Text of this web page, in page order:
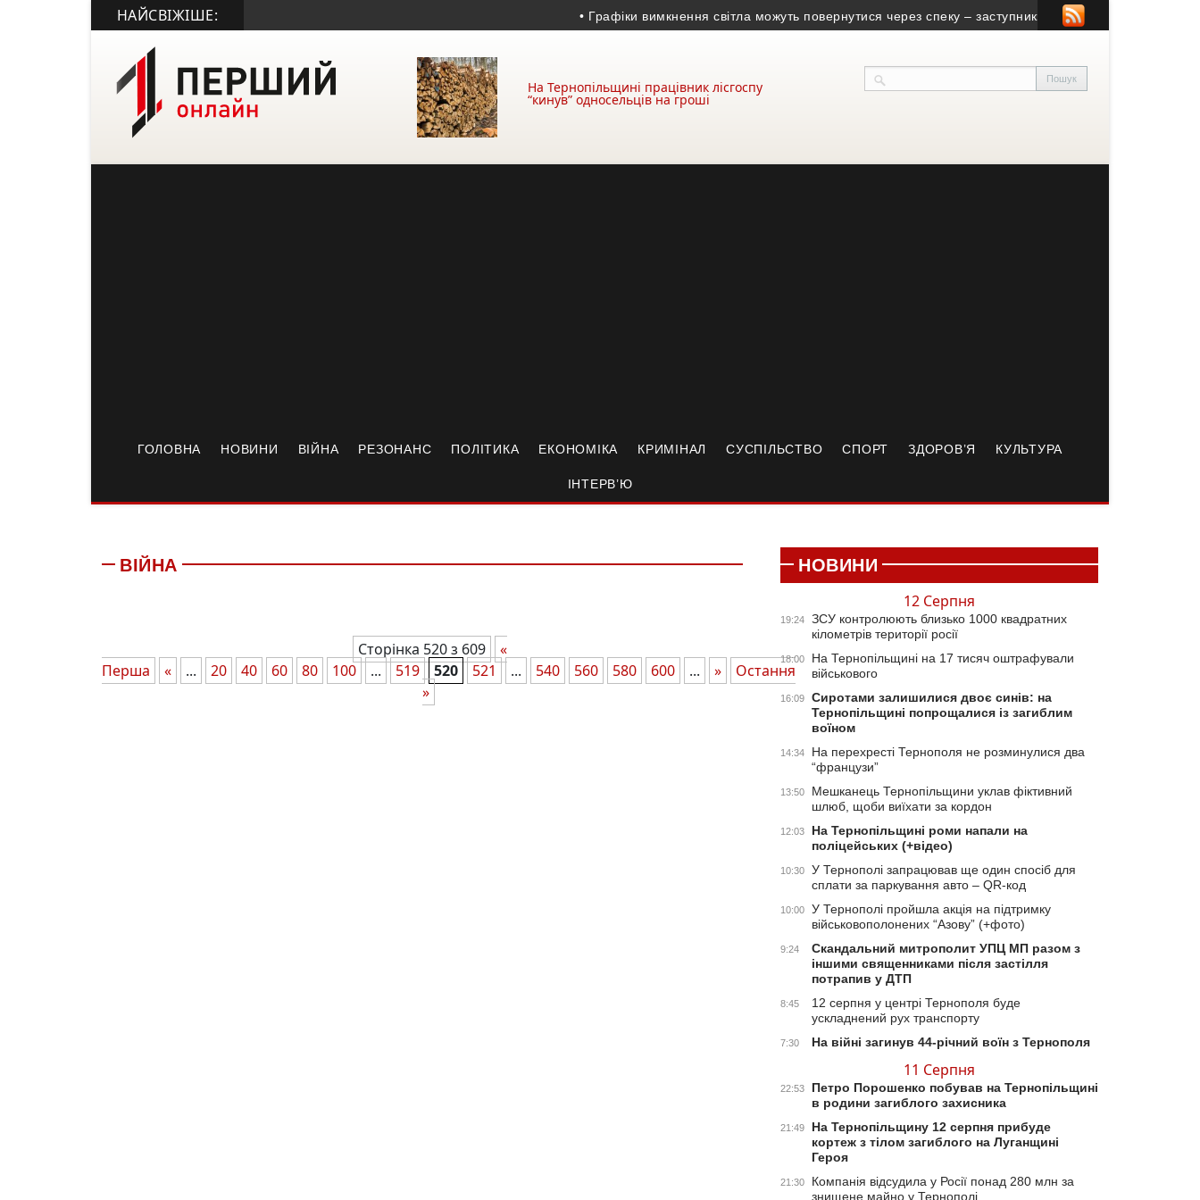
НАЙСВІЖІШЕ: • Графіки вимкнення світла можуть повернутися через спеку – заступник міністра енергетики
На Тернопільщині працівник лісгоспу
“кинув” односельців на гроші
ГОЛОВНА НОВИНИ ВІЙНА РЕЗОНАНС ПОЛІТИКА ЕКОНОМІКА КРИМІНАЛ СУСПІЛЬСТВО СПОРТ ЗДОРОВ’Я КУЛЬТУРА
ІНТЕРВ’Ю
ВІЙНА
Сторінка 520 з 609
«
Перша
« ... 20 40 60 80 100 ... 519 520 521 ... 540 560 580 600 ... »
Остання
»
НОВИНИ
12 Серпня
19:24
ЗСУ контролюють близько 1000 квадратних
кілометрів території росії
18:00
На Тернопільщині на 17 тисяч оштрафували
військового
16:09
Сиротами залишилися двоє синів: на
Тернопільщині попрощалися із загиблим
воїном
14:34
На перехресті Тернополя не розминулися два
“французи”
13:50
Мешканець Тернопільщини уклав фіктивний
шлюб, щоби виїхати за кордон
12:03
На Тернопільщині роми напали на
поліцейських (+відео)
10:30
У Тернополі запрацював ще один спосіб для
сплати за паркування авто – QR-код
10:00
У Тернополі пройшла акція на підтримку
військовополонених “Азову” (+фото)
9:24
Скандальний митрополит УПЦ МП разом з
іншими священниками після застілля
потрапив у ДТП
8:45
12 серпня у центрі Тернополя буде
ускладнений рух транспорту
7:30 На війні загинув 44-річний воїн з Тернополя
11 Серпня
22:53
Петро Порошенко побував на Тернопільщині
в родини загиблого захисника
21:49
На Тернопільщину 12 серпня прибуде
кортеж з тілом загиблого на Луганщині
Героя
21:30
Компанія відсудила у Росії понад 280 млн за
знищене майно у Тернополі